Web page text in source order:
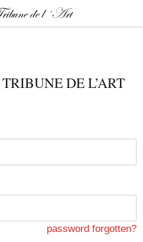
DE L’ART
password forgotten?